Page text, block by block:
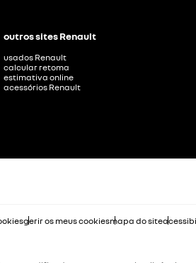
outros sites Renault
usados Renault
calcular retoma
estimativa online
acessórios Renault
gerir os meus cookiesmapa do site